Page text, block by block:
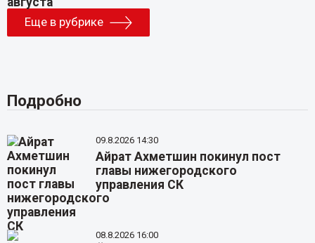
Еще в рубрике
Подробно
09.8.2026 14:30
Айрат Ахметшин покинул пост
главы нижегородского
управления СК
08.8.2026 16:00